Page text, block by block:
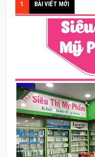
1 BÀI VIẾT MỚI